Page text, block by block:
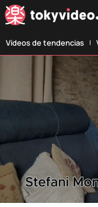
Vídeos de tendencias